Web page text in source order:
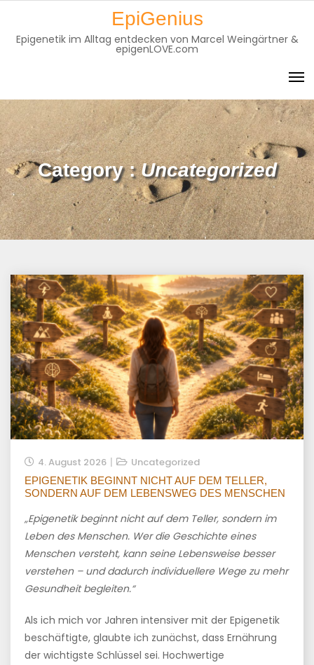
content
EpiGenius
Epigenetik im Alltag entdecken von Marcel Weingärtner &
epigenLOVE.com
Category :Uncategorized
4. August 2026 Uncategorized
EPIGENETIK BEGINNT NICHT AUF DEM TELLER,
SONDERN AUF DEM LEBENSWEG DES MENSCHEN
„Epigenetik beginnt nicht auf dem Teller, sondern im
Leben des Menschen. Wer die Geschichte eines
Menschen versteht, kann seine Lebensweise besser
verstehen – und dadurch individuellere Wege zu mehr
Gesundheit begleiten.“
Als ich mich vor Jahren intensiver mit der Epigenetik
beschäftigte, glaubte ich zunächst, dass Ernährung
der wichtigste Schlüssel sei. Hochwertige